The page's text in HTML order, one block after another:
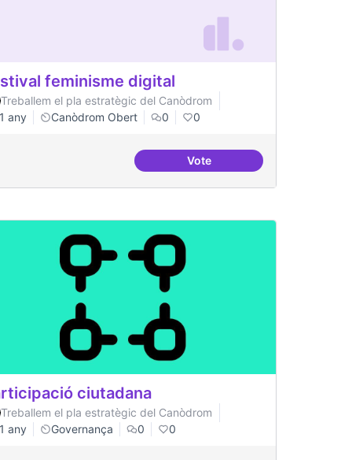
feminisme digital
Treballem el pla estratègic del Canòdrom
1 any
Canòdrom Obert 0 0
VoteFestival feminisme digital
ciutadana
Treballem el pla estratègic del Canòdrom
1 any
Governança 0 0